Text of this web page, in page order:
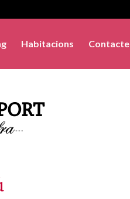
Habitacions Contacte